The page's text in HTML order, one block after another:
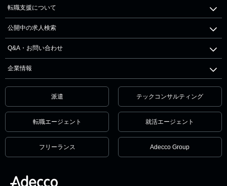
転職支援について
公開中の求人検索
Q&A・お問い合わせ
企業情報
派遣 テックコンサルティング
転職エージェント 就活エージェント
フリーランス Adecco Group